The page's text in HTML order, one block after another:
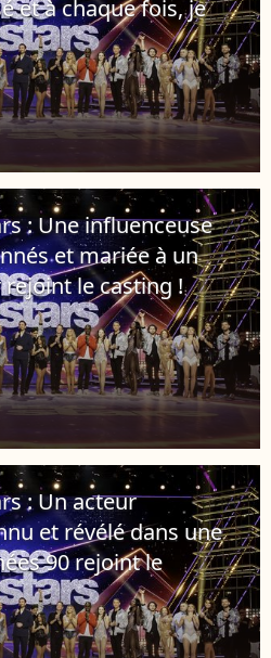
et à chaque fois, je
: Une influenceuse
et mariée à un
le casting !
: Un acteur
et révélé dans une
90 rejoint le